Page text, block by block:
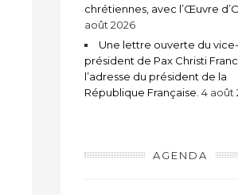
chrétiennes, avec l’Œuvre
août 2026
Une lettre ouverte du vice-
président de Pax Christi
l’adresse du président de la
République Française. 4 août
AGENDA